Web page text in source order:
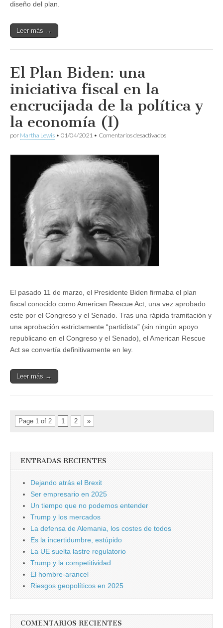
diseño del plan.
Leer más →
El Plan Biden: una
iniciativa fiscal en la
encrucijada de la política y
la economía (I)
por Martha Lewis • 01/04/2021 • Comentarios desactivadosen
El pasado 11 de marzo, el Presidente Biden firmaba el plan
fiscal conocido como American Rescue Act, una vez aprobado
este por el Congreso y el Senado. Tras una rápida tramitación y
una aprobación estrictamente “partidista” (sin ningún apoyo
republicano en el Congreso y el Senado), el American Rescue
Act se convertía definitivamente en ley.
Leer más →
Page 1 of 2 1 2 »
ENTRADAS RECIENTES
Dejando atrás el Brexit
Ser empresario en 2025
Un tiempo que no podemos entender
Trump y los mercados
La defensa de Alemania, los costes de todos
Es la incertidumbre, estúpido
La UE suelta lastre regulatorio
Trump y la competitividad
El hombre-arancel
Riesgos geopolíticos en 2025
COMENTARIOS RECIENTES